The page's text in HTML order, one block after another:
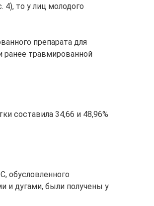
4), то у лиц молодого
препарата для
ранее травмированной
составила 34,66 и 48,96%
обусловленного
и дугами, были получены у